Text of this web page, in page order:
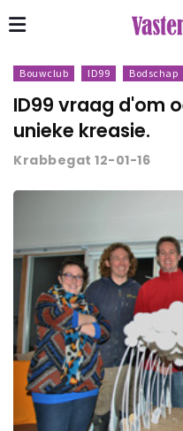
Bouwclub ID99 Bodschap
ID99 vraag d'om
unieke kreasie.
Krabbegat 12-01-16